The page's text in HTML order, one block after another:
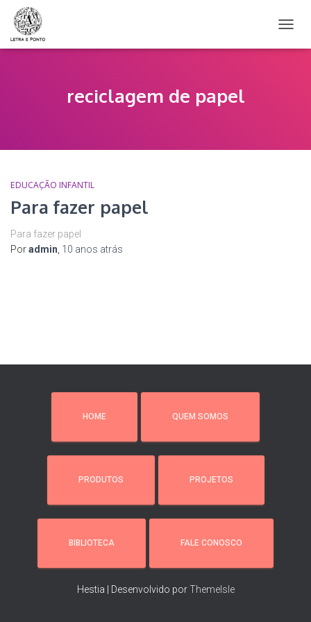
reciclagem de papel
EDUCAÇÃO INFANTIL
Para fazer papel
Para fazer papel
Poradmin 10 anos atrás
HOME QUEM SOMOS
PRODUTOS PROJETOS
BIBLIOTECA FALE CONOSCO
Hestia | Desenvolvido porThemeIsle